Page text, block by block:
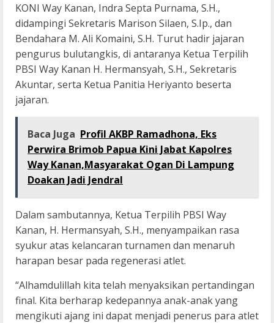
KONI Way Kanan, Indra Septa Purnama, S.H.,
didampingi Sekretaris Marison Silaen, S.Ip., dan
Bendahara M. Ali Komaini, S.H. Turut hadir jajaran
pengurus bulutangkis, di antaranya Ketua Terpilih
PBSI Way Kanan H. Hermansyah, S.H., Sekretaris
Akuntar, serta Ketua Panitia Heriyanto beserta
jajaran.
Baca Juga Profil AKBP Ramadhona, Eks
Perwira Brimob Papua Kini Jabat Kapolres
Way Kanan,Masyarakat Ogan Di Lampung
Doakan Jadi Jendral
Dalam sambutannya, Ketua Terpilih PBSI Way
Kanan, H. Hermansyah, S.H., menyampaikan rasa
syukur atas kelancaran turnamen dan menaruh
harapan besar pada regenerasi atlet.
“Alhamdulillah kita telah menyaksikan pertandingan
final. Kita berharap kedepannya anak-anak yang
mengikuti ajang ini dapat menjadi penerus para atlet